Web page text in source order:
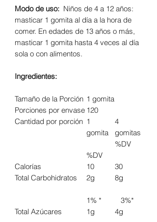
Modo de uso: Niños de 4 a 12 años:
masticar 1 gomita al día a la hora de
comer. En edades de 13 años o más,
masticar 1 gomita hasta 4 veces al día
sola o con alimentos.
Ingredientes:
Tamaño de la Porción 1 gomita
Porciones por envase 120
Cantidad por porción 1
gomita
%DV
4
gomitas
%DV
Calorías 10
30
Total Carbohidratos
2g
1% *
8g
3%*
Total Azúcares
1g 4g